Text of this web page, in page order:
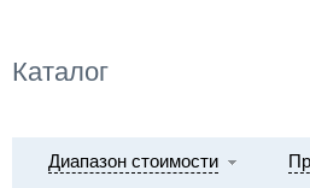
Каталог
Диапазон стоимости